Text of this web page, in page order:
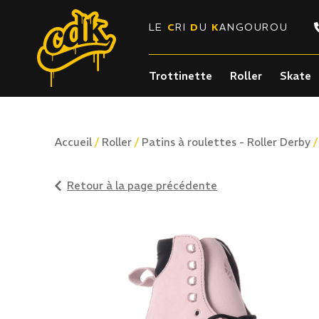
LE CRI DU KANGOUROU
Trottinette Roller Skate
Accueil / Roller / Patins à roulettes - Roller Derby
Retour à la page précédente